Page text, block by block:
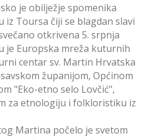
je obilježje spomenika
iz Toursa čiji se blagdan slavi
otkrivena 5. srpnja
je Europska mreža kuturnih
centar sv. Martin Hrvatska
županijom, Općinom
"Eko-etno selo Lovčić",
za etnologiju i folkloristiku iz
Martina počelo je svetom